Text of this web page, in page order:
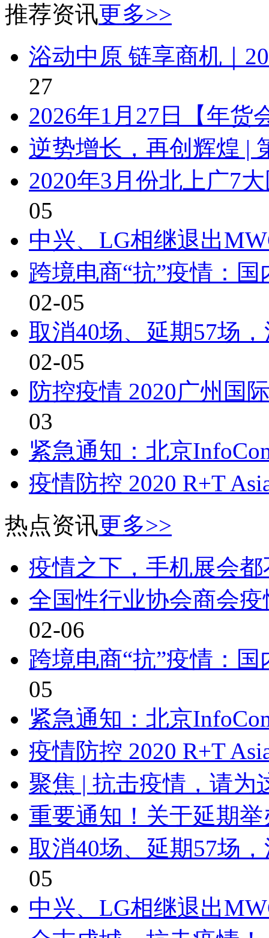
推荐资讯更多>>
浴动中原 链享商机｜
27
2026年1月27日【年货
逆势增长，再创辉煌 |
2020年3月份北上广7
05
中兴、LG相继退出
跨境电商“抗”疫情：
02-05
取消40场、延期57场
02-05
防控疫情 2020广州国
03
紧急通知：北京
疫情防控 2020 R+T
热点资讯更多>>
疫情之下，手机展会
全国性行业协会商会
02-06
跨境电商“抗”疫情：
05
紧急通知：北京
疫情防控 2020 R+T
聚焦 | 抗击疫情，请为
重要通知！关于延期
取消40场、延期57场
05
中兴、LG相继退出